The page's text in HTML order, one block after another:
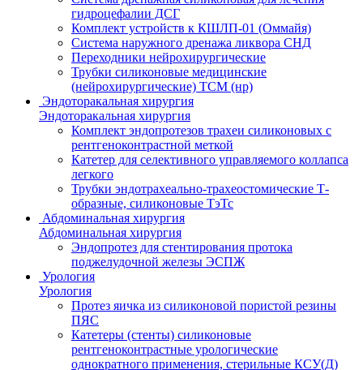
гидроцефалии ДСГ
Комплект устройств к КШЛП-01 (Оммайя)
Система наружного дренажа ликвора СНД
Переходники нейрохирургические
Трубки силиконовые медицинские
(нейрохирургические) ТСМ (нр)
Эндоторакальная хирургия
Эндоторакальная хирургия
Комплект эндопротезов трахеи силиконовых с
рентгеноконтрастной меткой
Катетер для селективного управляемого коллапса
легкого
Трубки эндотрахеально-трахеостомические Т-
образные, силиконовые ТэТс
Абдоминальная хирургия
Абдоминальная хирургия
Эндопротез для стентирования протока
поджелудочной железы ЭСПЖ
Урология
Урология
Протез яичка из силиконовой пористой резины
ПЯС
Катетеры (стенты) силиконовые
рентгеноконтрастные урологические
однократного применения, стерильные КСУ(Д)